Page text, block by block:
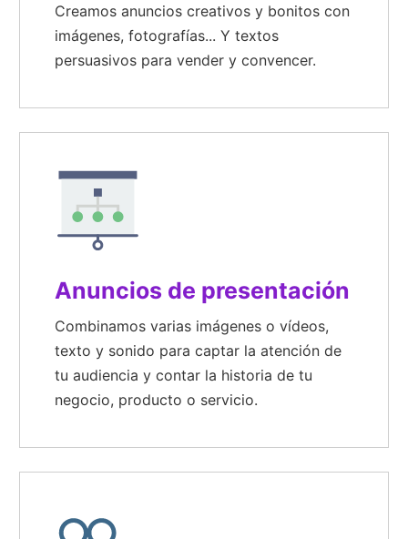
Creamos anuncios creativos y bonitos con
imágenes, fotografías... Y textos
persuasivos para vender y convencer.
Anuncios de presentación
Combinamos varias imágenes o vídeos,
texto y sonido para captar la atención de
tu audiencia y contar la historia de tu
negocio, producto o servicio.